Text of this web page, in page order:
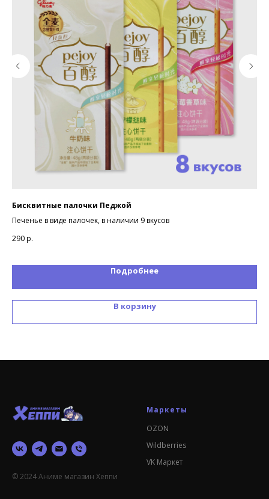
Бисквитные палочки Педжой
Печенье в виде палочек, в наличии 9 вкусов
290р.
Подробнее
В корзину
© 2024 Аниме магазин Хеппи
Маркеты
OZON
Wildberries
VK Маркет